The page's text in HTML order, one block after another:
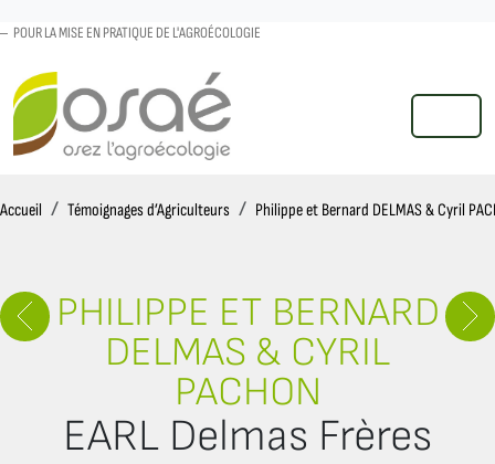
POUR LA MISE EN PRATIQUE DE L'AGROÉCOLOGIE
MENU
Accueil AccueilTémoignages d’Agriculteurs Philippe et Bernard DELMAS & Cyril
PHILIPPE ET BERNARD
DELMAS & CYRIL
PACHON
EARL Delmas Frères